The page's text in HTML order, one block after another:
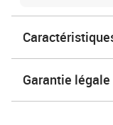
Garantie légale